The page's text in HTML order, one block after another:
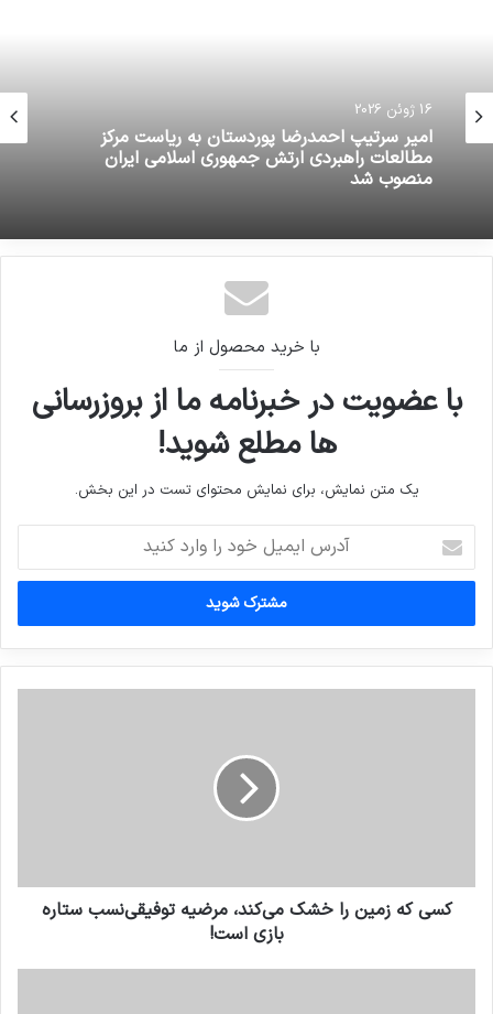
16 ژوئن 2026
امیر سرتیپ احمدرضا پوردستان به ریاست مرکز
مطالعات راهبردی ارتش جمهوری اسلامی ایران
منصوب شد
با خرید محصول از ما
با عضویت در خبرنامه ما از بروزرسانی
ها مطلع شوید!
یک متن نمایش، برای نمایش محتوای تست در این بخش.
ایمیل
خود
وارد
کنید
کسی که زمین را خشک می‌کند، مرضیه توفیقی‌نسب ستاره
بازی است!